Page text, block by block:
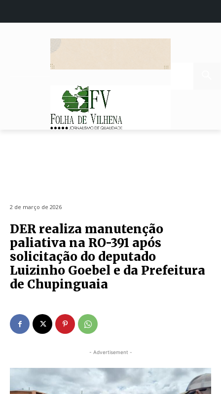
2 de março de 2026
DER realiza manutenção
paliativa na RO-391 após
solicitação do deputado
Luizinho Goebel e da Prefeitura
de Chupinguaia
- Advertisement -